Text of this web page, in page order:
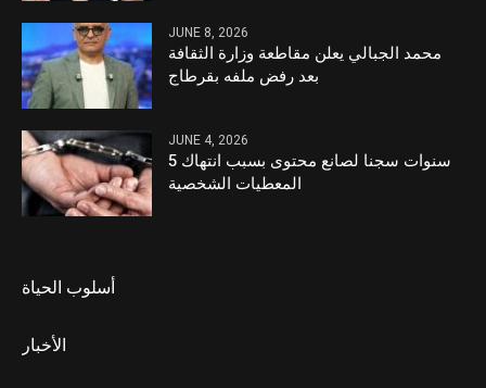
JUNE 8, 2026
محمد الجبالي يعلن مقاطعة وزارة الثقافة
بعد رفض ملفه بقرطاج
JUNE 4, 2026
5 سنوات سجنا لصانع محتوى بسبب انتهاك
المعطيات الشخصية
أسلوب الحياة
الأخبار